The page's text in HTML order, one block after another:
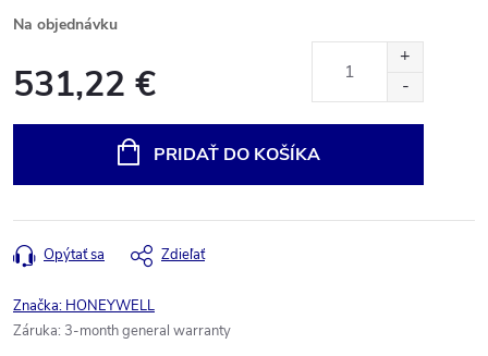
Na objednávku
531,22 €
PRIDAŤ DO KOŠÍKA
Opýtať sa Zdieľať
Značka: HONEYWELL
Záruka: 3-month general warranty